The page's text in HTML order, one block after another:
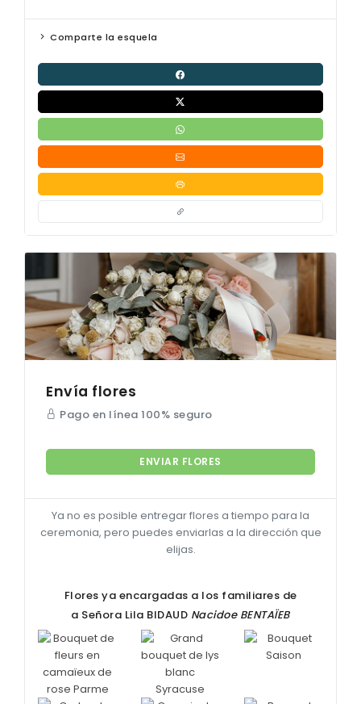
Comparte la esquela
Envía flores
Pago en línea 100% seguro
ENVIAR FLORES
Ya no es posible entregar flores a tiempo para la
ceremonia, pero puedes enviarlas a la dirección que
elijas.
Flores ya encargadas a los familiares de
a Señora Lila BIDAUD Nacidoe BENTAÏEB